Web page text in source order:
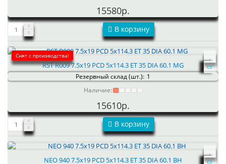
15580р.
В корзину
Снят с производства!
RST R009 7.5x19 PCD 5x114.3 ET 35 DIA 60.1 MG
Резервный склад (шт.): 1
Наличие:
15610р.
В корзину
NEO 940 7.5x19 PCD 5x114.3 ET 35 DIA 60.1 BH